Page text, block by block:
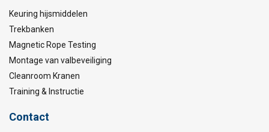
Keuring hijsmiddelen
Trekbanken
Magnetic Rope Testing
Montage van valbeveiliging
Cleanroom Kranen
Training & Instructie
Contact